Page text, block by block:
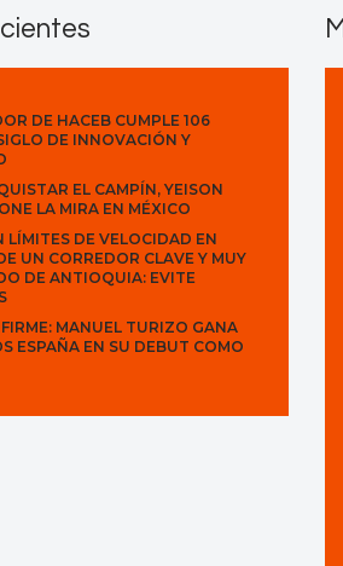
DE HACEB CUMPLE 106
DE INNOVACIÓN Y
EL CAMPÍN, YEISON
LA MIRA EN MÉXICO
LÍMITES DE VELOCIDAD EN
UN CORREDOR CLAVE Y MUY
DE ANTIOQUIA: EVITE
MANUEL TURIZO GANA
ESPAÑA EN SU DEBUT COMO